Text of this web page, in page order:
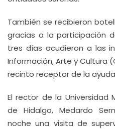
También se recibieron
gracias a la participación
tres días acudieron a las
Información, Arte y Cultura
recinto receptor de la
El rector de la Universidad
de Hidalgo, Medardo
noche una visita de